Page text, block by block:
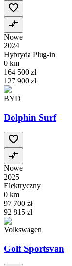
Nowe
2024
Hybryda Plug-in
0 km
164 500 zł
127 900 zł
BYD
Dolphin Surf
Nowe
2025
Elektryczny
0 km
97 700 zł
92 815 zł
Volkswagen
Golf Sportsvan